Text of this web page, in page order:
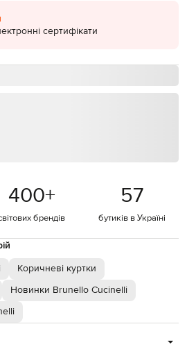
сертифікати
400+
брендів
57
бутиків в Україні
Коричневі куртки
Новинки Brunello Cucinelli